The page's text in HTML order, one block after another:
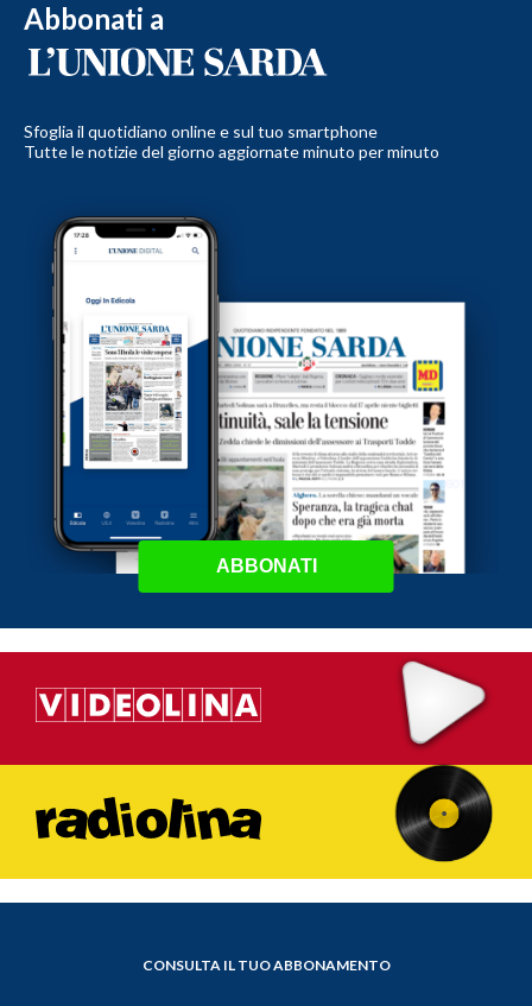
Abbonati a
Sfoglia il quotidiano online e sul tuo smartphone
Tutte le notizie del giorno aggiornate minuto per minuto
ABBONATI
CONSULTA IL TUO ABBONAMENTO